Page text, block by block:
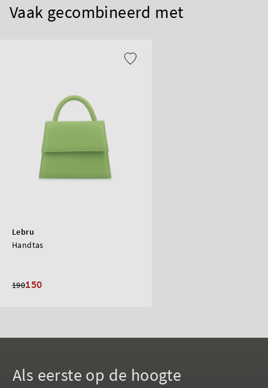
Vaak gecombineerd met
Lebru
Handtas
190150
Als eerste op de hoogte